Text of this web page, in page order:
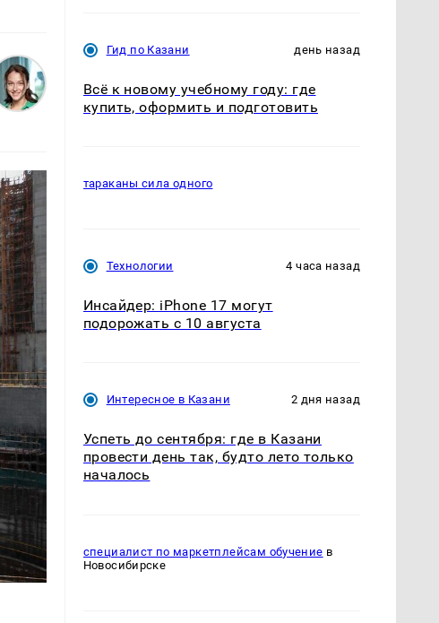
Гид по Казани день назад
Всё к новому учебному году: где
купить, оформить и подготовить
тараканы сила одного
Технологии 4 часа назад
Инсайдер: iPhone 17 могут
подорожать с 10 августа
Интересное в Казани 2 дня назад
Успеть до сентября: где в Казани
провести день так, будто лето только
началось
специалист по маркетплейсам обучение в
Новосибирске